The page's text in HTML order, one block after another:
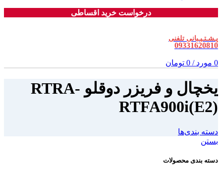
درخواست خرید اقساطی
پـشـتـیـبانی تلفنی
09331620810
0 مورد /
0 تومان
یخچال و فریزر دوقلو RTRA-
RTFA900i(E2)
دسته بندی‌ها
بستن
دسته بندی محصولات